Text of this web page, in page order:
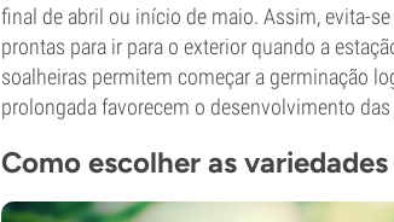
final de abril ou início de maio. Assim, evita-
prontas para ir para o exterior quando a
soalheiras permitem começar a germinação
prolongada favorecem o desenvolvimento
Como escolher as